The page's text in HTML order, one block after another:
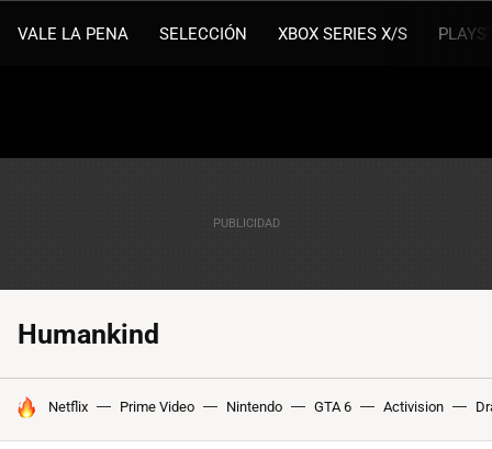
VALE LA PENA SELECCIÓN XBOX SERIES X/S
Humankind
HOY SE HABLA DE
Netflix Prime Video Nintendo GTA 6 Activision